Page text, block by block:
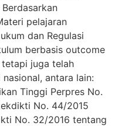
pelajaran
dan Regulasi
berbasis outcome
juga telah
antara lain:
Tinggi Perpres No.
No. 44/2015
No. 32/2016 tentang